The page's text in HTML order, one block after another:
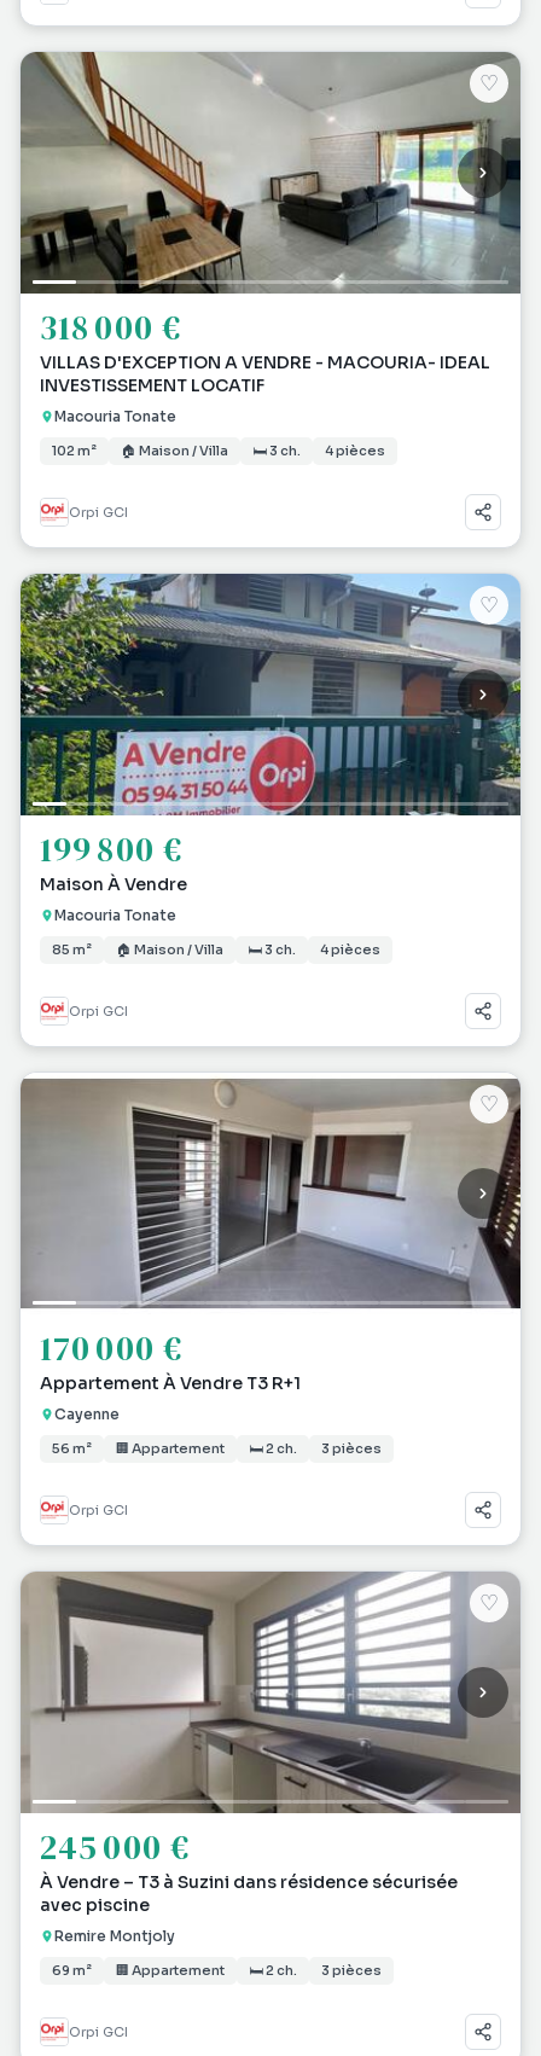
♡
318 000 €
VILLAS D'EXCEPTION A VENDRE - MACOURIA- IDEAL
INVESTISSEMENT LOCATIF
Macouria Tonate
102 m² 🏠 Maison / Villa 🛏 3 ch. 4 pièces
Orpi GCI
♡
199 800 €
Maison À Vendre
Macouria Tonate
85 m² 🏠 Maison / Villa 🛏 3 ch. 4 pièces
Orpi GCI
♡
170 000 €
Appartement À Vendre T3 R+1
Cayenne
56 m² 🏢 Appartement 🛏 2 ch. 3 pièces
Orpi GCI
♡
245 000 €
À Vendre – T3 à Suzini dans résidence sécurisée
avec piscine
Remire Montjoly
69 m² 🏢 Appartement 🛏 2 ch. 3 pièces
Orpi GCI